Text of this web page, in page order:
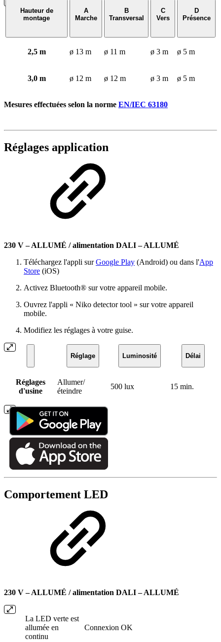
Hauteur de
montage
A
Marche
B
Transversal
C
Vers
D
Présence
2,5 m ø 13 m ø 11 m ø 3 m ø 5 m
3,0 m ø 12 m ø 12 m ø 3 m ø 5 m
Mesures effectuées selon la norme EN/IEC 63180
Réglages application
230 V – ALLUMÉ / alimentation DALI – ALLUMÉ
Téléchargez l'appli surGoogle Play (Android) ou dans l'App
Store (iOS)
Activez Bluetooth® sur votre appareil mobile.
Ouvrez l'appli « Niko detector tool » sur votre appareil
mobile.
Modifiez les réglages à votre guise.
Réglage Luminosité Délai
Réglages
d'usine
Allumer/
éteindre
500 lux 15 min.
Comportement LED
230 V – ALLUMÉ / alimentation DALI – ALLUMÉ
La LED verte est
allumée en
continu
Connexion OK